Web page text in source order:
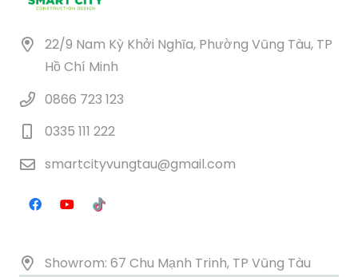
22/9 Nam Kỳ Khởi Nghĩa, Phường Vũng Tàu, TP
Hồ Chí Minh
0866 723 123
0335 111 222
smartcityvungtau@gmail.com
Showrom: 67 Chu Mạnh Trinh, TP Vũng Tàu